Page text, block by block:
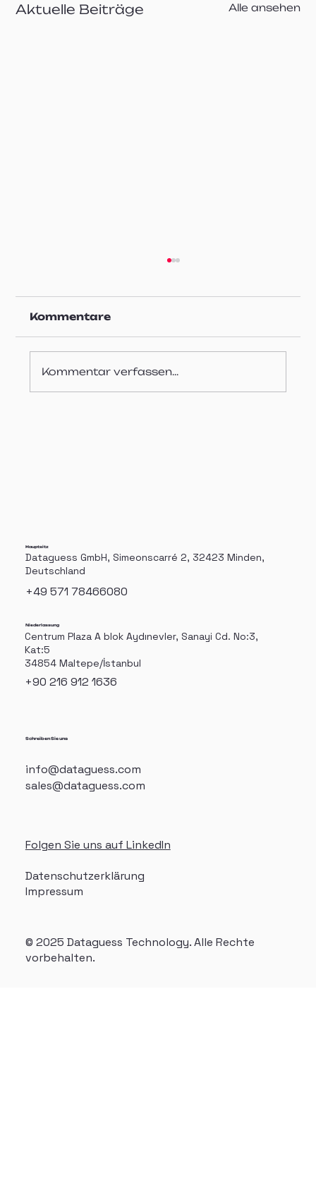
Aktuelle Beiträge Alle ansehen
Kommentare
Kommentar verfassen...
Hauptsitz
Dataguess GmbH, Simeonscarré 2, 32423 Minden,
Deutschland
+49 571 78466080
Niederlassung
Centrum Plaza A blok Aydınevler, Sanayi Cd. No:3,
Kat:5
34854 Maltepe/İstanbul
+90 216 912 1636
Schreiben Sie uns
info@dataguess.com
sales@dataguess.com
Folgen Sie uns auf LinkedIn
Datenschutzerklärung
Impressum
© 2025 Dataguess Technology. Alle Rechte
vorbehalten.